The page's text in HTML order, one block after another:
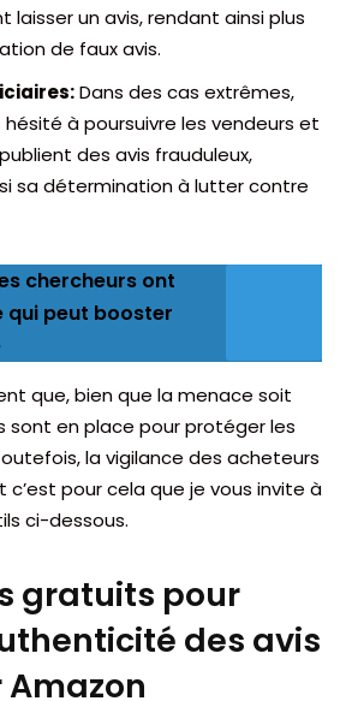
laisser un avis, rendant ainsi plus
de faux avis.
Dans des cas extrêmes,
hésité à poursuivre les vendeurs et
des avis frauduleux,
sa détermination à lutter contre
chercheurs ont
qui peut booster
que, bien que la menace soit
sont en place pour protéger les
la vigilance des acheteurs
pour cela que je vous invite à
ci-dessous.
gratuits pour
des avis